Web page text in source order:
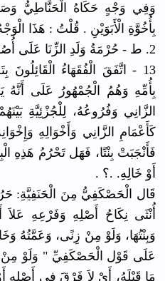
وَفِي وَجْهٍ حَكَاهُ الْحَنَّاطِيُّ
بِأُخُوَّةِ الْأَبَوَيْنِ . قُلْتُ : هَذَا
2. ط - حُرْمَةُ وَلَدِ الزِّنَا عَلَى أُصُول وَفُرُوعِ الزَّانِي وَحَوَاشِيهِ:
13 - اتَّفَقَ الْفُقَهَاءُ
بِأُمِّهِ وَهُمُ الْجُمْهُورُ عَلَى
الزَّانِي وَفُرُوعُهُ، لِلْجُزْئِيَّةِ
كَأَعْمَامِ الزَّانِي وَأَخْوَالِهِ
فَأَنْجَبَتْ بِنْتًا، فَهَل تَحْرُمُ هَذِهِ
أَوْ خَالِهِ. .؟ .
قَال الْحَصْكَفِيُّ مِنَ الْحَنَفِيَّةِ:
أُنْثَى نِكَاحُ أَصْلِهِ وَفَرْعِهِ عَلاَ
وَبِنْتُهَا، وَلَوْ مِنْ زِنًى، وَعَمَّتُهُ
عَلَى قَوْل الْحَصْكَفِيِّ " وَلَوْ مِنْ
مَا قَبْلَهُ، أَيْ لاَ فَرْقَ فِي أَصْلِهِ